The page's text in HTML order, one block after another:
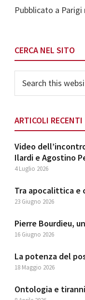
Pubblicato a
Primary
Sidebar
CERCA NEL SITO
this
website
ARTICOLI RECENTI
Video
Ilardi e Agostino
4 Luglio 2026
Tra apocalittica
23 Giugno 2026
Pierre Bourdieu,
16 Giugno 2026
La potenza del
18 Maggio 2026
Ontologia e